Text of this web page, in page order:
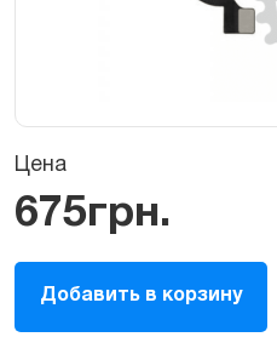
Цена
675грн.
Фронтальная
(передняя)
для
Добавить в корзину